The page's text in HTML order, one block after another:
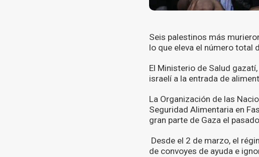
Seis palestinos más
lo que eleva el número total
El Ministerio de Salud
israelí a la entrada de
La Organización de las
Seguridad Alimentaria en
gran parte de Gaza el
Desde el 2 de marzo, el
de convoyes de ayuda e